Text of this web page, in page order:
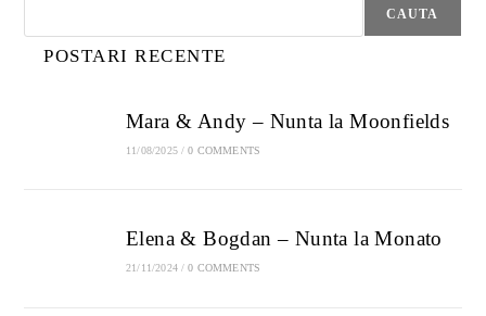
CAUTA
POSTARI RECENTE
Mara & Andy – Nunta la Moonfields
11/08/2025 / 0 COMMENTS
Elena & Bogdan – Nunta la Monato
21/11/2024 / 0 COMMENTS